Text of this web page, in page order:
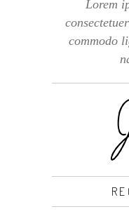
Lorem
commodo